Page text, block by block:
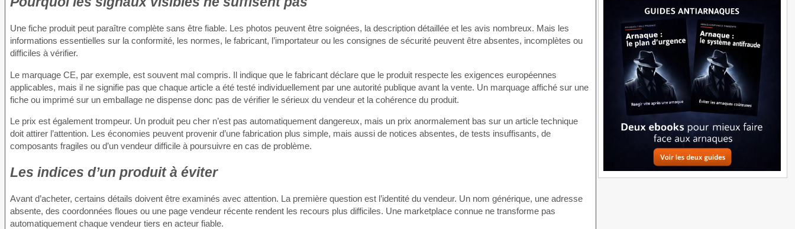
Une fiche produit peut paraître complète sans être fiable. Les photos peuvent être soignées, la description détaillée et les avis nombreux. Mais les
informations essentielles sur la conformité, les normes, le fabricant, l’importateur ou les consignes de sécurité peuvent être absentes, incomplètes ou
difficiles à vérifier.
Le marquage CE, par exemple, est souvent mal compris. Il indique que le fabricant déclare que le produit respecte les exigences européennes
applicables, mais il ne signifie pas que chaque article a été testé individuellement par une autorité publique avant la vente. Un marquage affiché sur une
fiche ou imprimé sur un emballage ne dispense donc pas de vérifier le sérieux du vendeur et la cohérence du produit.
Le prix est également trompeur. Un produit peu cher n’est pas automatiquement dangereux, mais un prix anormalement bas sur un article technique
doit attirer l’attention. Les économies peuvent provenir d’une fabrication plus simple, mais aussi de notices absentes, de tests insuffisants, de
composants fragiles ou d’un vendeur difficile à poursuivre en cas de problème.
Les indices d’un produit à éviter
Avant d’acheter, certains détails doivent être examinés avec attention. La première question est l’identité du vendeur. Un nom générique, une adresse
absente, des coordonnées floues ou une page vendeur récente rendent les recours plus difficiles. Une marketplace connue ne transforme pas
automatiquement chaque vendeur tiers en acteur fiable.